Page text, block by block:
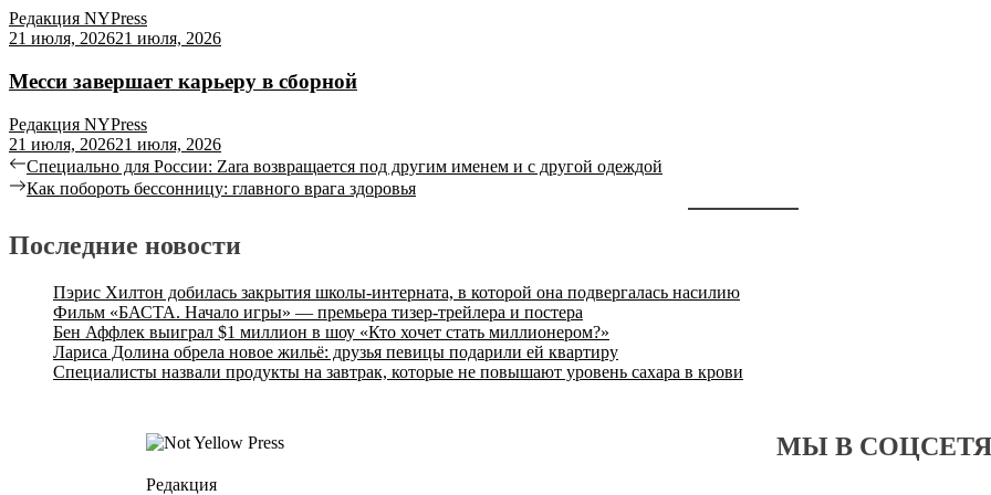
Редакция NYPress
21 июля, 202621 июля, 2026
Месси завершает карьеру в сборной
Редакция NYPress
21 июля, 202621 июля, 2026
Специально для России: Zara возвращается под другим именем и с другой одеждой
Как побороть бессонницу: главного врага здоровья
Последние новости
Пэрис Хилтон добилась закрытия школы-интерната, в которой она подвергалась насилию
Фильм «БАСТА. Начало игры» — премьера тизер-трейлера и постера
Бен Аффлек выиграл $1 миллион в шоу «Кто хочет стать миллионером?»
Лариса Долина обрела новое жильё: друзья певицы подарили ей квартиру
Специалисты назвали продукты на завтрак, которые не повышают уровень сахара в крови
Редакция
МЫ В